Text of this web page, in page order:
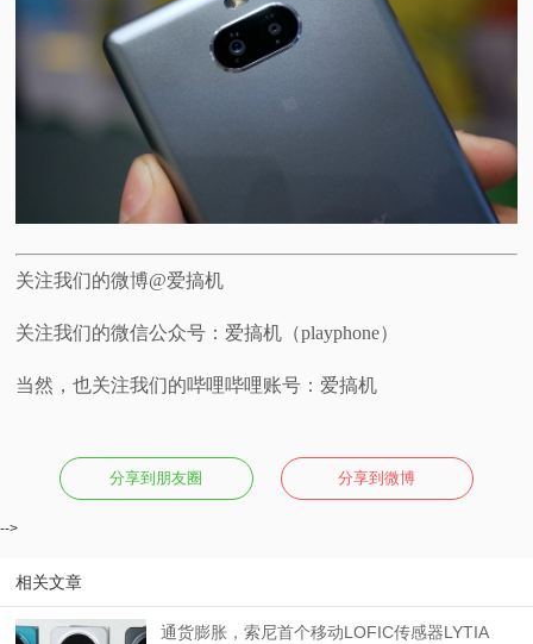
关注我们的微博@爱搞机
关注我们的微信公众号：爱搞机（playphone）
当然，也关注我们的哔哩哔哩账号：爱搞机
分享到朋友圈 分享到微博
-->
相关文章
通货膨胀，索尼首个移动LOFIC传感器LYTIA